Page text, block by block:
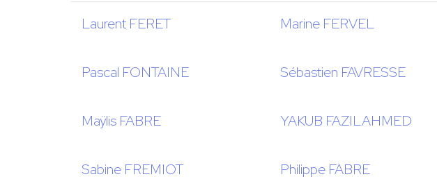
Laurent FERET Marine FERVEL
Pascal FONTAINE Sébastien FAVRESSE
Maÿlis FABRE YAKUB FAZILAHMED
Sabine FREMIOT Philippe FABRE